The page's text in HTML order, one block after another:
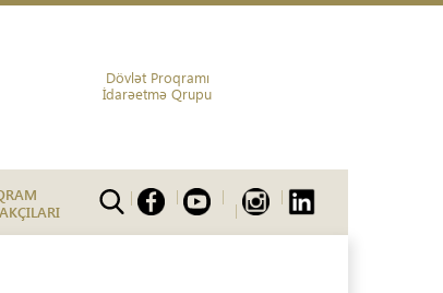
Dövlət Proqramı
İdarəetmə Qrupu